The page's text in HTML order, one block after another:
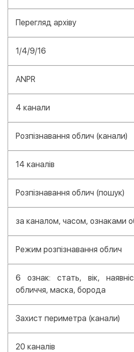
Перегляд архіву
1/4/9/16
ANPR
4 канали
Розпізнавання облич (канали)
14 каналів
Розпізнавання облич (пошук)
за каналом, часом, ознаками
Режим розпізнавання облич
6 ознак: стать, вік,
обличчя, маска, борода
Захист периметра (канали)
20 каналів